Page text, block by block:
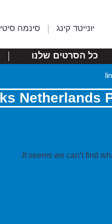
יונייטד קינג סינמה סיטי
כל הסרטים שלנו
It seems we can’t find